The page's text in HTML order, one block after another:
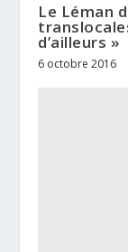
Le Léman
d’ailleurs »
6 octobre 2016